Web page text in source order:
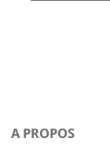
A PROPOS